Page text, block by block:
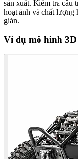
sản xuất. Kiểm tra cấu
hoạt ảnh và chất lượng
giản.
Ví dụ mô hình 3D